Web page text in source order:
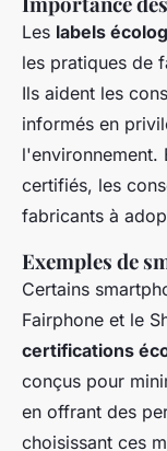
Les labels
les pratiques de
Ils aident les
informés en
l'environnement.
certifiés, les
fabricants à
Exemples de
Certains
Fairphone et le
certifications
conçus pour
en offrant des
choisissant ces